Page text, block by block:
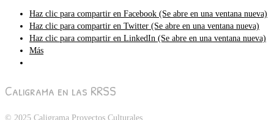
Haz clic para compartir en Facebook (Se abre en una ventana nueva)
Haz clic para compartir en Twitter (Se abre en una ventana nueva)
Haz clic para compartir en LinkedIn (Se abre en una ventana nueva)
Más
Caligrama en las RRSS
© 2025 Caligrama Proyectos Culturales